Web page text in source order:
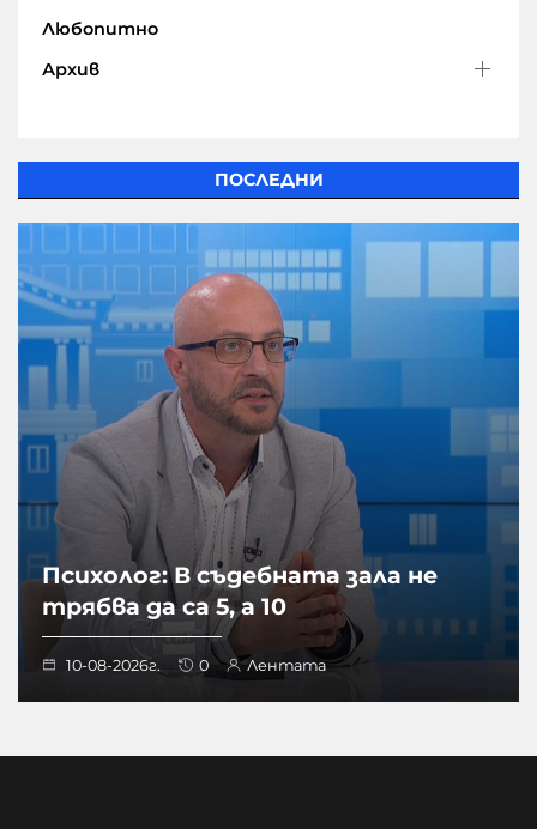
Любопитно
Архив
ПОСЛЕДНИ
Психолог: В съдебната зала не
трябва да са 5, а 10
10-08-2026г. 0 Лентата